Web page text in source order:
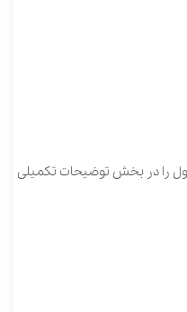
را در بخش توضیحات تکمیلی